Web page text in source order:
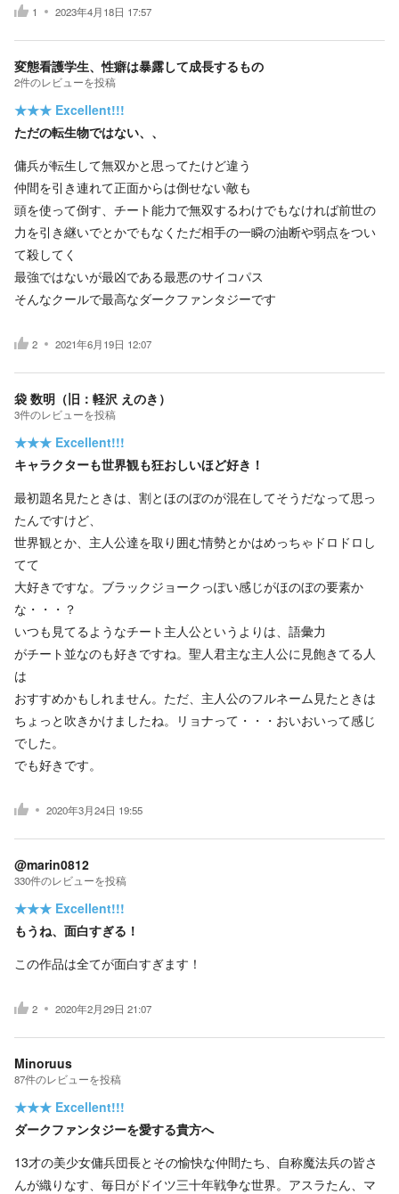
1 2023年4月18日 17:57
変態看護学生、性癖は暴露して成長するもの
2件のレビューを投稿
★★★ Excellent!!!
ただの転生物ではない、、
傭兵が転生して無双かと思ってたけど違う
仲間を引き連れて正面からは倒せない敵も
頭を使って倒す、チート能力で無双するわけでもなければ前世の
力を引き継いでとかでもなくただ相手の一瞬の油断や弱点をつい
て殺してく
最強ではないが最凶である最悪のサイコパス
そんなクールで最高なダークファンタジーです
2 2021年6月19日 12:07
袋 数明（旧：軽沢 えのき）
3件のレビューを投稿
★★★ Excellent!!!
キャラクターも世界観も狂おしいほど好き！
最初題名見たときは、割とほのぼのが混在してそうだなって思っ
たんですけど、
世界観とか、主人公達を取り囲む情勢とかはめっちゃドロドロし
てて
大好きですな。ブラックジョークっぽい感じがほのぼの要素か
な・・・？
いつも見てるようなチート主人公というよりは、語彙力
がチート並なのも好きですね。聖人君主な主人公に見飽きてる人
は
おすすめかもしれません。ただ、主人公のフルネーム見たときは
ちょっと吹きかけましたね。リョナって・・・おいおいって感じ
でした。
でも好きです。
2020年3月24日 19:55
@marin0812
330件のレビューを投稿
★★★ Excellent!!!
もうね、面白すぎる！
この作品は全てが面白すぎます！
2 2020年2月29日 21:07
Minoruus
87件のレビューを投稿
★★★ Excellent!!!
ダークファンタジーを愛する貴方へ
13才の美少女傭兵団長とその愉快な仲間たち、自称魔法兵の皆さ
んが織りなす、毎日がドイツ三十年戦争な世界。アスラたん、マ